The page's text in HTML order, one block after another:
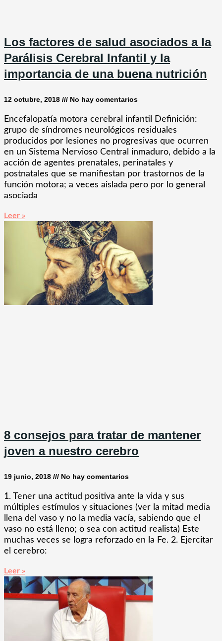
Los factores de salud asociados a la
Parálisis Cerebral Infantil y la
importancia de una buena nutrición
12 octubre, 2018 No hay comentarios
Encefalopatía motora cerebral infantil Definición:
grupo de síndromes neurológicos residuales
producidos por lesiones no progresivas que ocurren
en un Sistema Nervioso Central inmaduro, debido a la
acción de agentes prenatales, perinatales y
postnatales que se manifiestan por trastornos de la
función motora; a veces aislada pero por lo general
asociada
Leer »
8 consejos para tratar de mantener
joven a nuestro cerebro
19 junio, 2018 No hay comentarios
1. Tener una actitud positiva ante la vida y sus
múltiples estímulos y situaciones (ver la mitad media
llena del vaso y no la media vacía, sabiendo que el
vaso no está lleno; o sea con actitud realista) Este
muchas veces se logra reforzado en la Fe. 2. Ejercitar
el cerebro:
Leer »